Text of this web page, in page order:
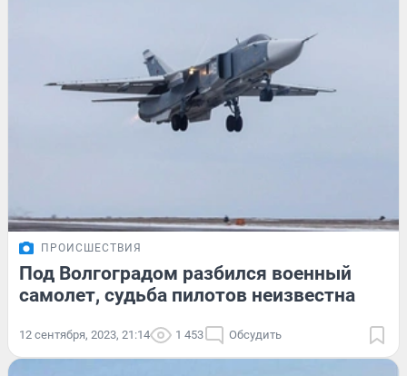
ПРОИСШЕСТВИЯ
Под Волгоградом разбился военный
самолет, судьба пилотов неизвестна
12 сентября, 2023, 21:14 1 453 Обсудить